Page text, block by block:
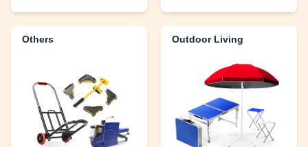
Others Outdoor Living